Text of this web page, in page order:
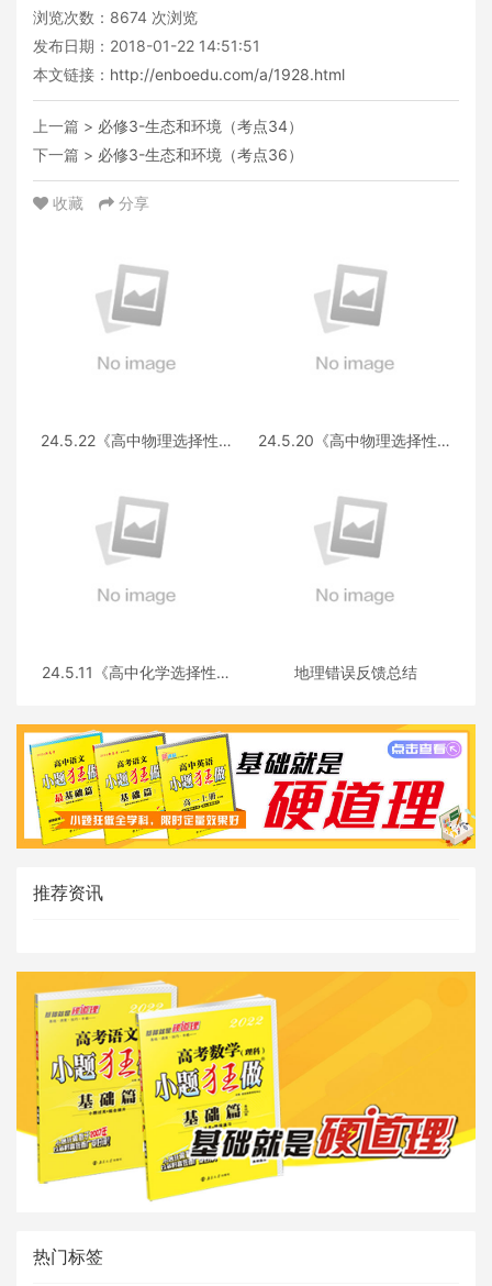
浏览次数： 8674 次浏览
发布日期：2018-01-22 14:51:51
本文链接： http://enboedu.com/a/1928.html
上一篇 > 必修3-生态和环境（考点34）
下一篇 > 必修3-生态和环境（考点36）
收藏 分享
24.5.22《高中物理选择性必
24.5.20《高中物理选择性必
24.5.11《高中化学选择性必
地理错误反馈总结
推荐资讯
热门标签